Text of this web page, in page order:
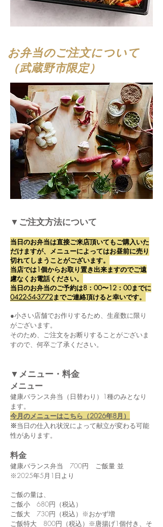
お弁当のご注文について​
（武蔵野市限定）
​▼ご注文方法について
当日のお弁当は直接ご来店頂いてもご購入いた
だけますが、メニューによってはお昼前に売り
切れてしまうことがございます。
当店では1個からお取り置き出来ますのでご遠
慮なくお電話ください。
当日のお弁当のご予約は8：00〜12：00までに
0422-54-3772までご連絡頂けると幸いです。
●小さい店舗でお作りするため、生産数に限り
がございます。
そのため、ご注文をお断りすることがございま
すので、何卒ご了承ください。
▼メニュー・料金
メニュー
健康バランス弁当（日替わり）1種のみとなり
ます。
​今月のメニューはこちら（2026年8月​）
※当日の仕入れ状況によって献立が変わる可能
性があります。
​料金
健康バランス弁当 700円 ご飯量 並
※2025年5月1日より
ご飯の量は、
ご飯小 680円（税込）
ご飯大 730円（税込） ​※おかず増
ご飯特大 800円（税込）※唐揚げ1個付き、そ